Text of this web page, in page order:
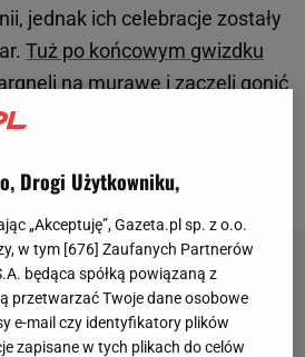
jednak ich celebracje zostały
Tuż po końcowym gwizdku
na murawę i zaczęli gonić
mistrza kraju. Ci musieli
Drogi Użytkowniku,
„Akceptuję”, Gazeta.pl sp. z o.o.
w tym [676] Zaufanych Partnerów
będąca spółką powiązaną z
przetwarzać Twoje dane osobowe
e-mail czy identyfikatory plików
zapisane w tych plikach do celów